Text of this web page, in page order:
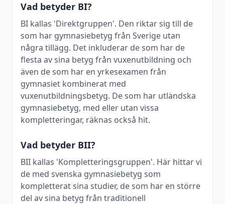
Vad betyder BI?
BI kallas 'Direktgruppen'. Den riktar sig till de
som har gymnasiebetyg från Sverige utan
några tillägg. Det inkluderar de som har de
flesta av sina betyg från vuxenutbildning och
även de som har en yrkesexamen från
gymnasiet kombinerat med
vuxenutbildningsbetyg. De som har utländska
gymnasiebetyg, med eller utan vissa
kompletteringar, räknas också hit.
Vad betyder BII?
BII kallas 'Kompletteringsgruppen'. Här hittar vi
de med svenska gymnasiebetyg som
kompletterat sina studier, de som har en större
del av sina betyg från traditionell